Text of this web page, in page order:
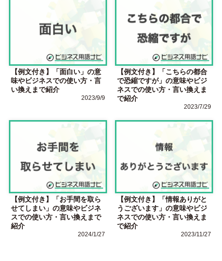
【例文付き】「面白い」の意
味やビジネスでの使い方・言
い換えまで紹介
2023/9/9
【例文付き】「こちらの都合
で恐縮ですが」の意味やビジ
ネスでの使い方・言い換えま
で紹介
2023/7/29
【例文付き】「お手間を取ら
せてしまい」の意味やビジネ
スでの使い方・言い換えまで
紹介
2024/1/27
【例文付き】「情報ありがと
うございます」の意味やビジ
ネスでの使い方・言い換えま
で紹介
2023/11/27